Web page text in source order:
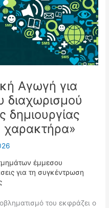
Αγωγή για
διαχωρισμού
δημιουργίας
χαρακτήρα»
έμμεσου
για τη συγκέντρωση
του εκφράζει ο